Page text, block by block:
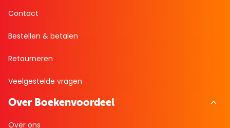
Contact
Bestellen & betalen
Retourneren
Veelgestelde vragen
Over Boekenvoordeel
Over ons